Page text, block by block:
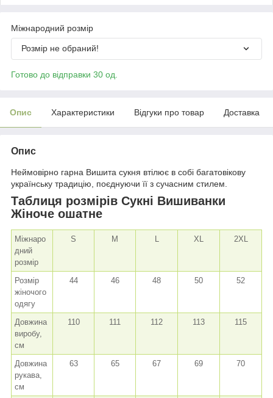
Міжнародний розмір
Розмір не обраний!
Готово до відправки 30 од.
Опис Характеристики Відгуки про товар Доставка
Опис
Неймовірно гарна Вишита сукня втілює в собі багатовікову
українську традицію, поєднуючи її з сучасним стилем.
Таблиця розмірів Сукні Вишиванки
Жіноче ошатне
Міжнаро
дний
розмір
S M L XL 2XL
Розмір
жіночого
одягу
44 46 48 50 52
Довжина
виробу,
см
110 111 112 113 115
Довжина
рукава,
см
63 65 67 69 70